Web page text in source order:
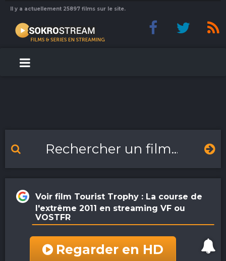
Il y a actuellement 25897 films sur le site.
Voir film Tourist Trophy : La course de
l'extrême 2011 en streaming VF ou
VOSTFR
Regarder en HD